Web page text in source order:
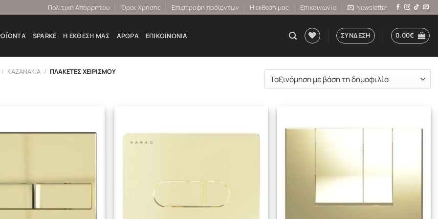
Πολιτική Απορρήτου Όροι Χρήσης Επιστροφή προϊόντων Η εκθεσή μας Επικοινωνία Newsletter
SPARKE Η ΕΚΘΕΣΉ ΜΑΣ ΆΡΘΡΑ ΕΠΙΚΟΙΝΩΝΊΑ ΣΎΝΔΕΣΗ 0.00€
/ ΚΑΖΑΝΑΚΙΑ / ΠΛΑΚΕΤΕΣ ΧΕΙΡΙΣΜΟΥ